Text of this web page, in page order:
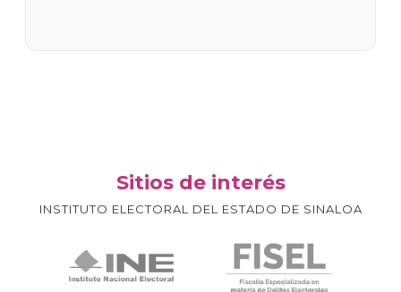
Sitios de interés
INSTITUTO ELECTORAL DEL ESTADO DE SINALOA